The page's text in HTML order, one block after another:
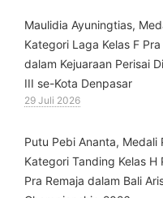
⁠Maulidia Ayuningtias,
Kategori Laga Kelas F
dalam Kejuaraan Perisai
III se-Kota Denpasar
29 Juli 2026
Putu Pebi Ananta, Medali
Kategori Tanding Kelas
Pra Remaja dalam Bali